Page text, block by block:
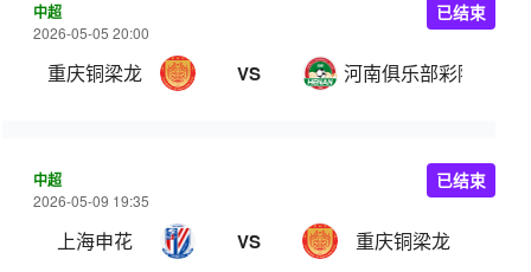
中超
2026-05-05 20:00
重庆铜梁龙 VS 河南俱乐部彩陶坊
已结束
中超
2026-05-09 19:35
上海申花 VS 重庆铜梁龙
已结束